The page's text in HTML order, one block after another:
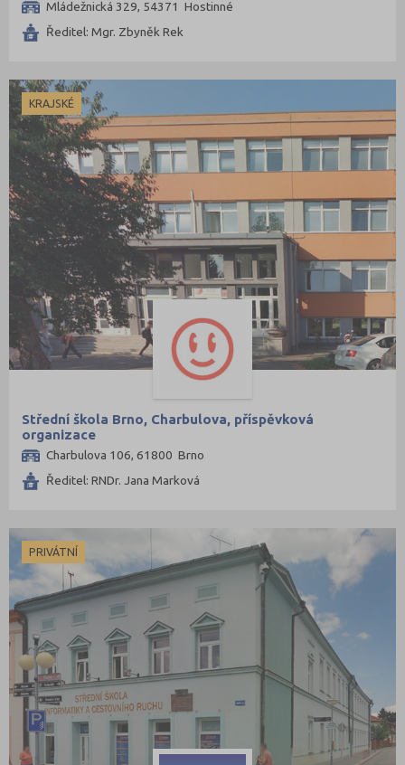
Mládežnická 329, 54371 Hostinné
Ředitel: Mgr. Zbyněk Rek
KRAJSKÉ
Střední škola Brno, Charbulova, příspěvková
organizace
Charbulova 106, 61800 Brno
Ředitel: RNDr. Jana Marková
PRIVÁTNÍ